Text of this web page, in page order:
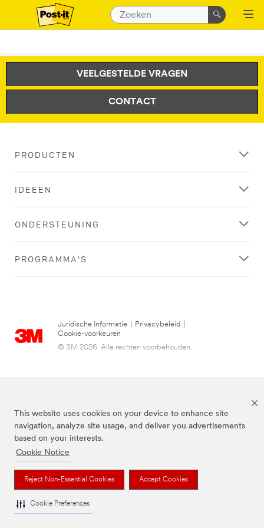
This website uses cookies on your device to enhance site
navigation, analyze site usage, and deliver you advertisements
based on your interests.
Cookie Notice
Reject Non-Essential Cookies Accept Cookies
Cookie Preferences
VEELGESTELDE VRAGEN
CONTACT
PRODUCTEN
IDEEËN
ONDERSTEUNING
PROGRAMMA'S
Juridische Informatie Privacybeleid
Cookie-voorkeuren
© 3M 2026. Alle rechten voorbehouden.
3M, Post-it® en de kleur Canary Yellow™ zijn handelsmerken van 3M.